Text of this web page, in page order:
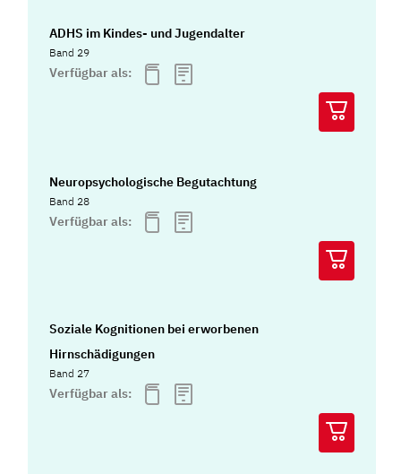
ADHS im Kindes- und Jugendalter
Band 29
Verfügbar als:
Neuropsychologische Begutachtung
Band 28
Verfügbar als:
Soziale Kognitionen bei erworbenen
Hirnschädigungen
Band 27
Verfügbar als: